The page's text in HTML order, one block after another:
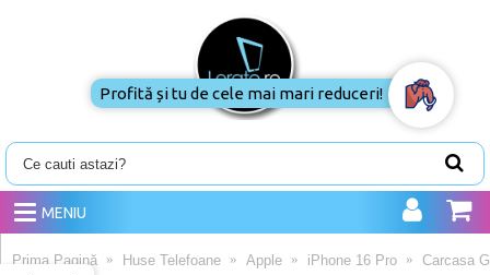
MENIU
Prima Pagină Huse Telefoane Apple iPhone 16 Pro Carcasa
Profită și tu
de cele mai